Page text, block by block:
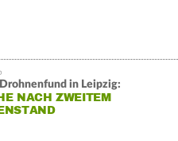
in Leipzig:
NACH ZWEITEM